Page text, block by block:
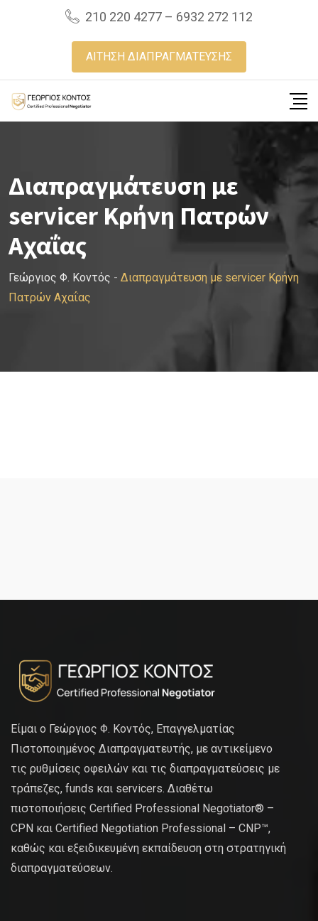
210 220 4277 – 6932 272 112
ΑΙΤΗΣΗ ΔΙΑΠΡΑΓΜΑΤΕΥΣΗΣ
Διαπραγμάτευση με
servicer Κρήνη Πατρών
Αχαΐας
Γεώργιος Φ. Κοντός - Διαπραγμάτευση με servicer Κρήνη
Πατρών Αχαΐας
Είμαι ο Γεώργιος Φ. Κοντός, Επαγγελματίας
Πιστοποιημένος Διαπραγματευτής, με αντικείμενο
τις ρυθμίσεις οφειλών και τις διαπραγματεύσεις με
τράπεζες, funds και servicers. Διαθέτω
πιστοποιήσεις Certified Professional Negotiator® –
CPN και Certified Negotiation Professional – CNP™,
καθώς και εξειδικευμένη εκπαίδευση στη στρατηγική
διαπραγματεύσεων.